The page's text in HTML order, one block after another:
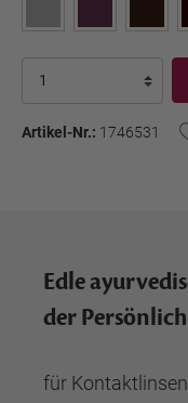
Artikel-Nr.: 1746531
Edle
der
für